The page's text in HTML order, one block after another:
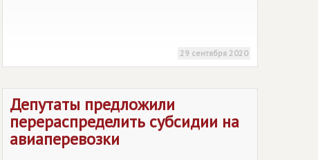
29 сентября 2020
Депутаты предложили
перераспределить субсидии на
авиаперевозки